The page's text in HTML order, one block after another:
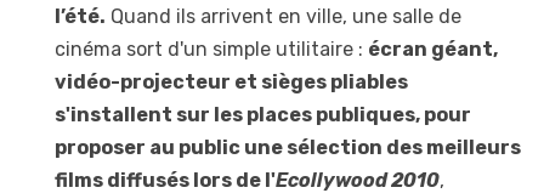
l’été. Quand ils arrivent en ville, une salle de
cinéma sort d'un simple utilitaire : écran géant,
vidéo-projecteur et sièges pliables
s'installent sur les places publiques, pour
proposer au public une sélection des meilleurs
films diffusés lors de l'Ecollywood 2010,